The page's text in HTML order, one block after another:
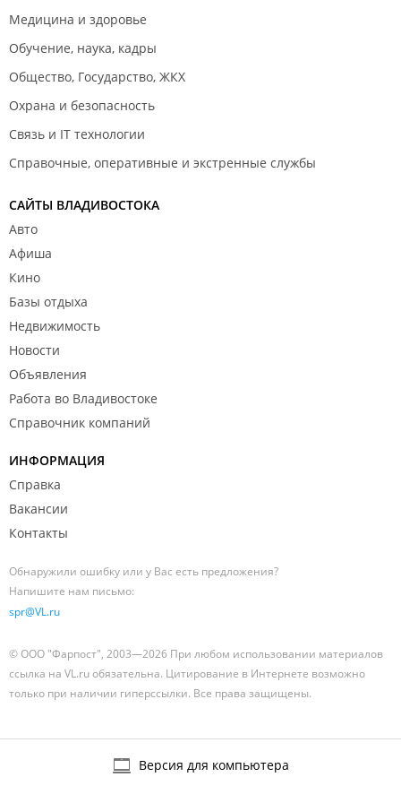
клиента во всех грехах. Клиент всегда прав - не
слышали? А знаете почему? Потому что клиент к
Вам больше не вернется, если не понравится Ваше
обслуживание и всем знакомым даст о Вас
Медицина и здоровье
Обучение, наука, кадры
Общество, Государство, ЖКХ
Охрана и безопасность
Связь и IT технологии
Справочные, оперативные и экстренные службы
САЙТЫ ВЛАДИВОСТОКА
Авто
Афиша
Кино
Базы отдыха
Недвижимость
Новости
Объявления
Работа во Владивостоке
Справочник компаний
ИНФОРМАЦИЯ
Справка
Вакансии
Контакты
Обнаружили ошибку или у Вас есть предложения?
Напишите нам письмо:
spr@VL.ru
© ООО "Фарпост", 2003—2026 При любом использовании материалов
ссылка на VL.ru обязательна. Цитирование в Интернете возможно
только при наличии гиперссылки. Все права защищены.
Версия для компьютера